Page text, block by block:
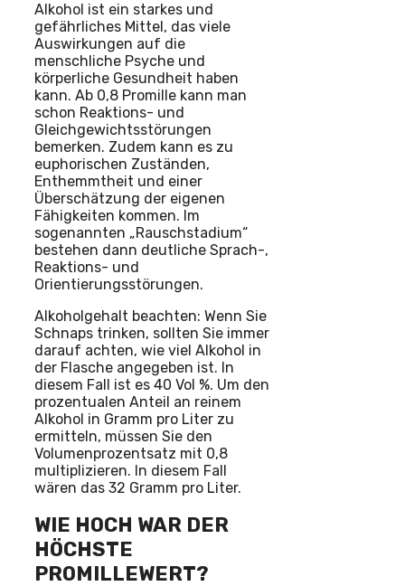
Alkohol ist ein starkes und
gefährliches Mittel, das viele
Auswirkungen auf die
menschliche Psyche und
körperliche Gesundheit haben
kann. Ab 0,8 Promille kann man
schon Reaktions- und
Gleichgewichtsstörungen
bemerken. Zudem kann es zu
euphorischen Zuständen,
Enthemmtheit und einer
Überschätzung der eigenen
Fähigkeiten kommen. Im
sogenannten „Rauschstadium“
bestehen dann deutliche Sprach-,
Reaktions- und
Orientierungsstörungen.
Alkoholgehalt beachten: Wenn Sie
Schnaps trinken, sollten Sie immer
darauf achten, wie viel Alkohol in
der Flasche angegeben ist. In
diesem Fall ist es 40 Vol %. Um den
prozentualen Anteil an reinem
Alkohol in Gramm pro Liter zu
ermitteln, müssen Sie den
Volumenprozentsatz mit 0,8
multiplizieren. In diesem Fall
wären das 32 Gramm pro Liter.
WIE HOCH WAR DER
HÖCHSTE
PROMILLEWERT?